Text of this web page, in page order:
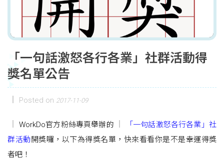
「一句話激怒各行各業」社群活動得
獎名單公告
Posted on 2017-11-09
WorkDo官方粉絲專頁舉辦的
「一句話激怒各行各業」社
群活動 開獎囉，以下為得獎名單，快來看看你是不是幸運得獎
者吧！